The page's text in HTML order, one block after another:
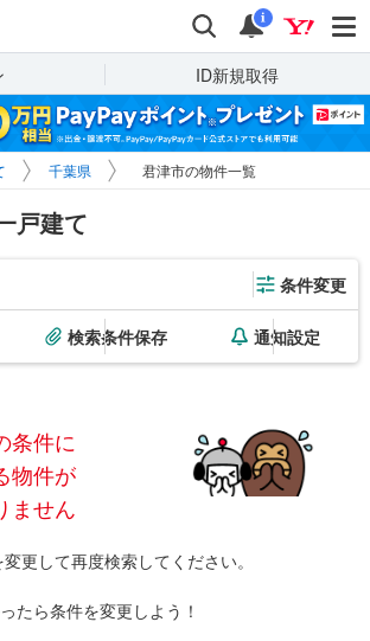
検索 通知
i
ID新規取得
千葉県 君津市の物件一覧
戸建て
条件変更
検索条件保存 通知設定
条件に
物件が
ません
更して再度検索してください。
たら条件を変更しよう！